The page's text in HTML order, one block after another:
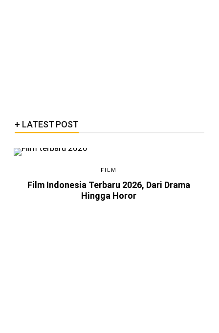
LATEST POST
FILM
Film Indonesia Terbaru 2026, Dari Drama
Hingga Horor